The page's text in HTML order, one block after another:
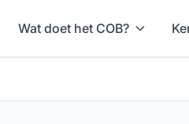
Wat doet het COB?